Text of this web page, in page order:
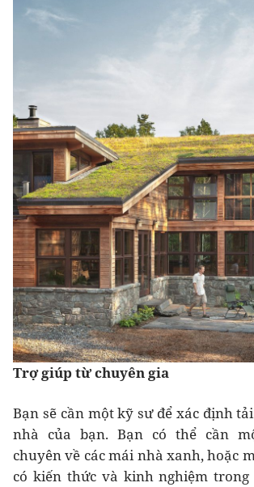
Trợ giúp từ chuyên gia
Bạn sẽ cần một kỹ sư để xác định
nhà của bạn. Bạn có thể cần
chuyên về các mái nhà xanh, hoặc
có kiến thức và kinh nghiệm